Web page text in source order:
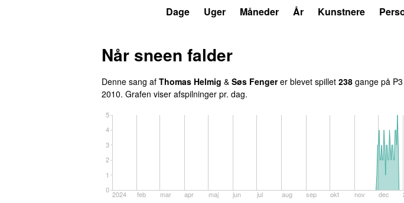
Dage Uger Måneder År Kunstnere
Når sneen falder
Denne sang af Thomas Helmig & Søs Fengerer blevet spillet 238 gange på
2010. Grafen viser afspilninger pr. dag.
2024 feb mar apr maj jun jul aug sep okt nov dec
0
1
2
3
4
5